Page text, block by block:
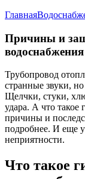
Главная
Причины и
водоснабжения
Трубопровод
странные звуки,
Щелчки, стуки,
удара. А что такое
причины и
подробнее. И еще
неприятности.
Что такое